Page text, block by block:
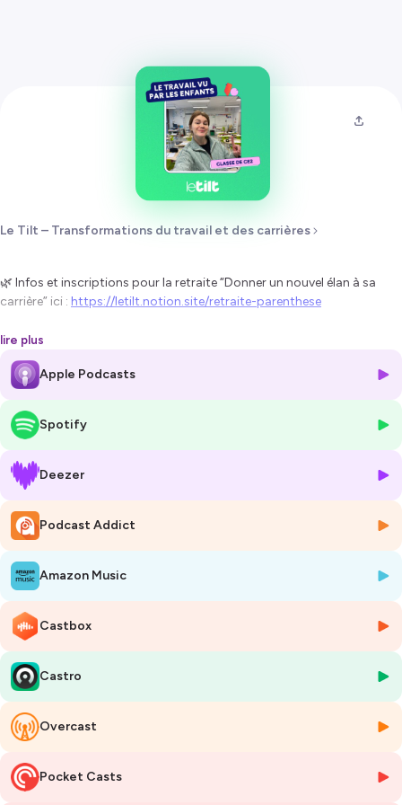
Le Tilt – Transformations du travail et des carrières
🌿 Infos et inscriptions pour la retraite “Donner un nouvel élan à sa
carrière” ici : https://letilt.notion.site/retraite-parenthese
__
Le travail vu par les enfants 👀
classe de CE2. J’avais une question simple en tête en y allant :
ce que les enfants imaginent du travail ?
Pourquoi cette question me semble importante ? Parce que c’est là
que se logent leurs représentations du monde, leurs envies, leurs
croyances, leurs aspirations. Et ces imaginaires d’aujourd’hui
façonnent nos réalités collectives de demain.
Alors si on veut transformer le travail, ça commence peut-être par
regarder comment eux se le représentent.
travail puis à enregistrer cet épisode ?
À 8 ou 9 ans, ils sont encore dans une forme de rêve, dans cette
période où tout est possible. Et ça… c’est incroyablement
rafraîchissant. Aucun ne parle d'ambition démesurée, de burn out ou
de bullshit jobs.
Il y a les enfants qui veulent être artistes, chanteurs, footballeurs,
cavaliers, créateurs de jeux vidéo… et ceux qui rêvent de devenir
médecins, scientifiques, ingénieurs, géologues.
lire plus
Apple Podcasts
Spotify
Deezer
Podcast Addict
Amazon Music
Castbox
Castro
Overcast
Pocket Casts